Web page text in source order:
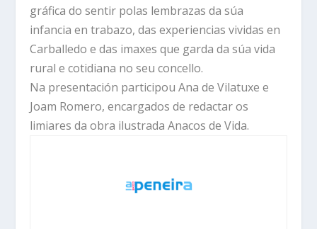
gráfica do sentir polas lembrazas da súa
infancia en trabazo, das experiencias vividas en
Carballedo e das imaxes que garda da súa vida
rural e cotidiana no seu concello.
Na presentación participou Ana de Vilatuxe e
Joam Romero, encargados de redactar os
limiares da obra ilustrada Anacos de Vida.